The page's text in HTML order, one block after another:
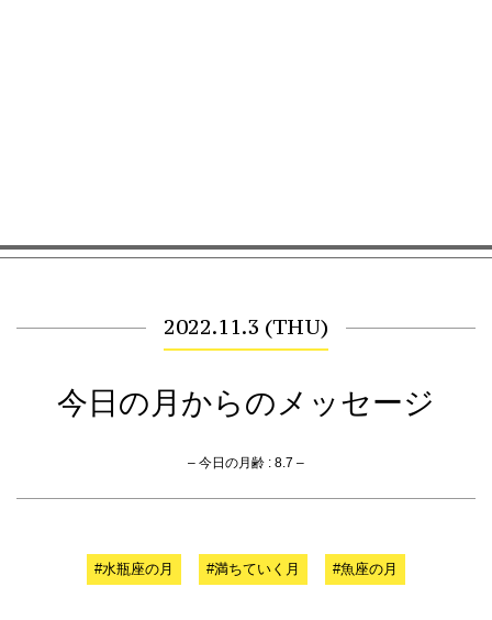
2022.11.3 (THU)
今日の月からのメッセージ
– 今日の月齢 : 8.7 –
#水瓶座の月 #満ちていく月 #魚座の月